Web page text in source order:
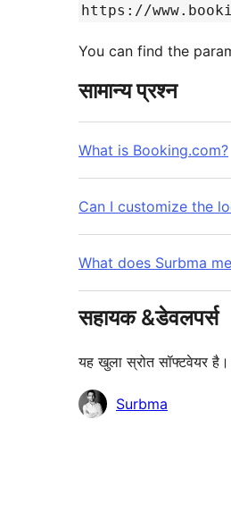
https://
You can find the
सामान्य प्रश्न
What is Booking.com?
Can I customize the
What does Surbma
सहायक &डेवलपर्स
यह खुला स्रोत सॉफ्टवेयर है।
योगदानकर्ताSurbma